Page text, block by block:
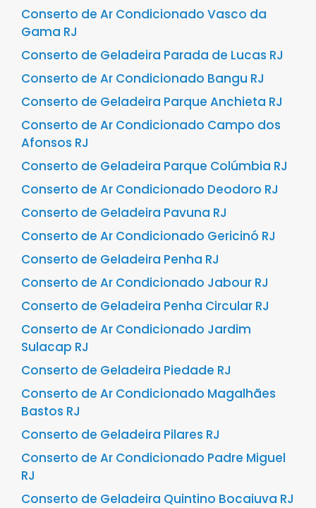
Conserto de Ar Condicionado Vasco da
Gama RJ
Conserto de Geladeira Parada de Lucas RJ
Conserto de Ar Condicionado Bangu RJ
Conserto de Geladeira Parque Anchieta RJ
Conserto de Ar Condicionado Campo dos
Afonsos RJ
Conserto de Geladeira Parque Colúmbia RJ
Conserto de Ar Condicionado Deodoro RJ
Conserto de Geladeira Pavuna RJ
Conserto de Ar Condicionado Gericinó RJ
Conserto de Geladeira Penha RJ
Conserto de Ar Condicionado Jabour RJ
Conserto de Geladeira Penha Circular RJ
Conserto de Ar Condicionado Jardim
Sulacap RJ
Conserto de Geladeira Piedade RJ
Conserto de Ar Condicionado Magalhães
Bastos RJ
Conserto de Geladeira Pilares RJ
Conserto de Ar Condicionado Padre Miguel
RJ
Conserto de Geladeira Quintino Bocaiuva RJ